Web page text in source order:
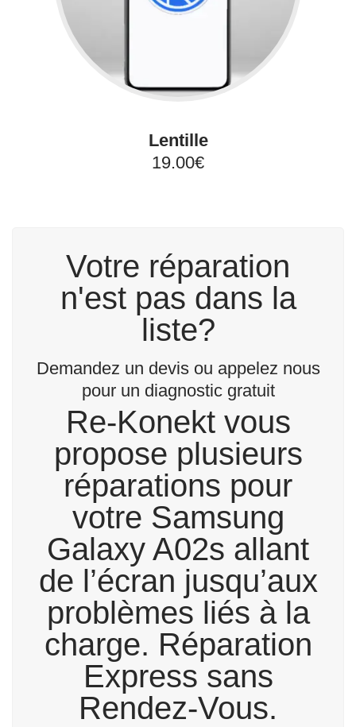
Lentille
19.00€
Votre réparation
n'est pas dans la
liste?
Demandez un devis ou appelez nous
pour un diagnostic gratuit
Re-Konekt vous
propose plusieurs
réparations pour
votre Samsung
Galaxy A02s allant
de l’écran jusqu’aux
problèmes liés à la
charge. Réparation
Express sans
Rendez-Vous.